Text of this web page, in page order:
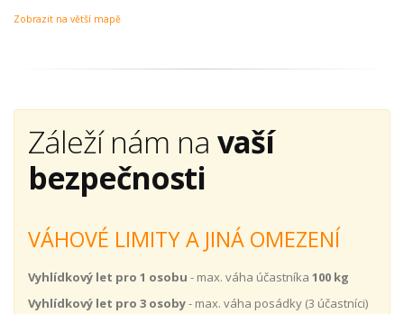
Zobrazit na větší mapě
Záleží nám na vaší
bezpečnosti
VÁHOVÉ LIMITY A JINÁ OMEZENÍ
Vyhlídkový let pro 1 osobu - max. váha účastníka 100 kg
Vyhlídkový let pro 3 osoby- max. váha posádky (3 účastníci)